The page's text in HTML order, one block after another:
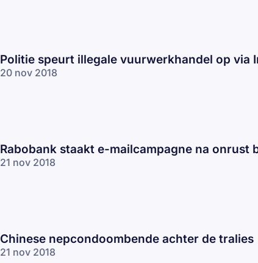
Politie speurt illegale vuurwerkhandel op via
20 nov 2018
Rabobank staakt e-mailcampagne na onrust
21 nov 2018
Chinese nepcondoombende achter de tralies
21 nov 2018